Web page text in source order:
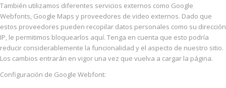
También utilizamos diferentes servicios externos como Google
Webfonts, Google Maps y proveedores de video externos. Dado que
estos proveedores pueden recopilar datos personales como su dirección
IP, le permitimos bloquearlos aquí. Tenga en cuenta que esto podría
reducir considerablemente la funcionalidad y el aspecto de nuestro sitio.
Los cambios entrarán en vigor una vez que vuelva a cargar la página.
Configuración de Google Webfont: